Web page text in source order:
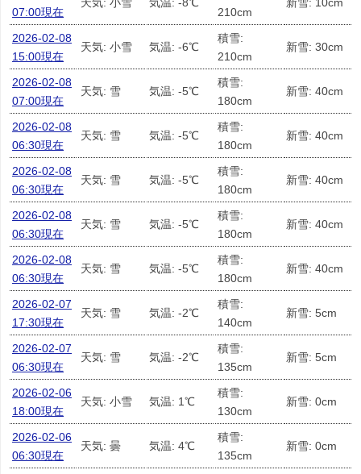
07:00現在
210cm
2026-02-08
15:00現在
天気: 小雪 気温: -6℃
積雪:
210cm
新雪: 30cm
2026-02-08
07:00現在
天気: 雪 気温: -5℃
積雪:
180cm
新雪: 40cm
2026-02-08
06:30現在
天気: 雪 気温: -5℃
積雪:
180cm
新雪: 40cm
2026-02-08
06:30現在
天気: 雪 気温: -5℃
積雪:
180cm
新雪: 40cm
2026-02-08
06:30現在
天気: 雪 気温: -5℃
積雪:
180cm
新雪: 40cm
2026-02-08
06:30現在
天気: 雪 気温: -5℃
積雪:
180cm
新雪: 40cm
2026-02-07
17:30現在
天気: 雪 気温: -2℃
積雪:
140cm
新雪: 5cm
2026-02-07
06:30現在
天気: 雪 気温: -2℃
積雪:
135cm
新雪: 5cm
2026-02-06
18:00現在
天気: 小雪 気温: 1℃
積雪:
130cm
新雪: 0cm
2026-02-06
06:30現在
天気: 曇 気温: 4℃
積雪:
135cm
新雪: 0cm